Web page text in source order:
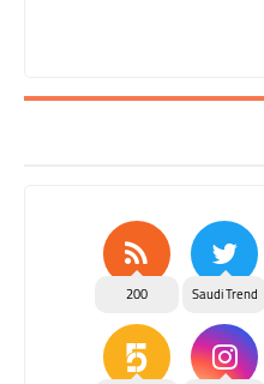
Saudi Trend
200